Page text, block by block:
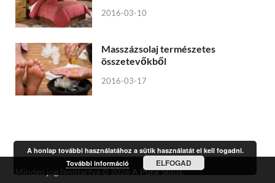
2016-03-10
Masszázsolaj természetes
összetevőkből
2016-03-17
Minden jog fenntartva © 2026 A Punk Stílus.
A honlap további használatához a sütik használatát el kell fogadni.
További információ
ELFOGAD